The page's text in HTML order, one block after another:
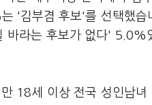
'김부겸 후보'를 선택했
라는 후보가 없다' 5.0%
18세 이상 전국 성인남